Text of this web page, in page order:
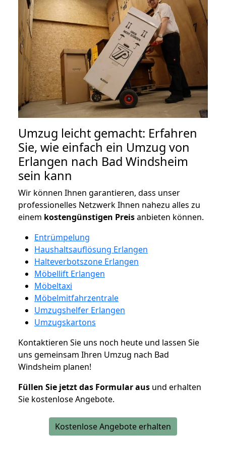
Umzug leicht gemacht: Erfahren
Sie, wie einfach ein Umzug von
Erlangen nach Bad Windsheim
sein kann
Wir können Ihnen garantieren, dass unser
professionelles Netzwerk Ihnen nahezu alles zu
einem kostengünstigen Preisanbieten können.
Entrümpelung
Haushaltsauflösung Erlangen
Halteverbotszone Erlangen
Möbellift Erlangen
Möbeltaxi
Möbelmitfahrzentrale
Umzugshelfer Erlangen
Umzugskartons
Kontaktieren Sie uns noch heute und lassen Sie
uns gemeinsam Ihren Umzug nach Bad
Windsheim planen!
Füllen Sie jetzt das Formular aus und erhalten
Sie kostenlose Angebote.
Kostenlose Angebote erhalten